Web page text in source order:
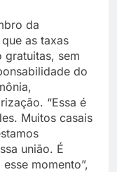
da
as taxas
gratuitas, sem
do
“Essa é
Muitos casais
união. É
momento”,